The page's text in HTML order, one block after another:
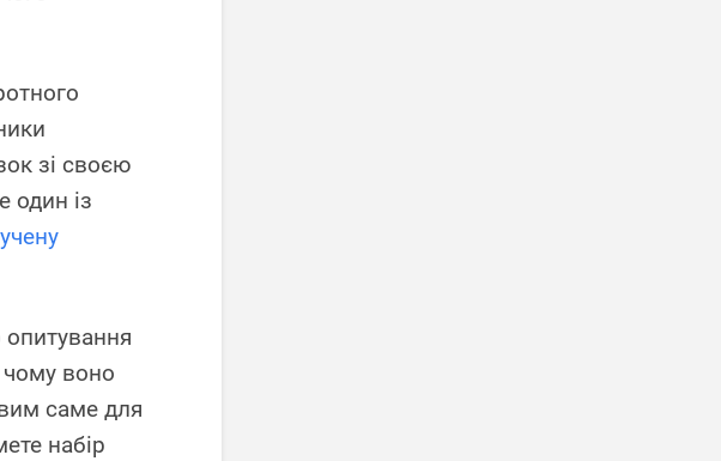
зі своєю
один із
чому воно
саме для
набір